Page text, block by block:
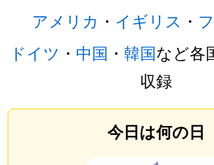
アメリカ ・ イギリス ・
ドイツ ・ 中国 ・ 韓国など各
収録
今日は何の日